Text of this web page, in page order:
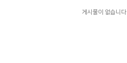
게시물이 없습니다.